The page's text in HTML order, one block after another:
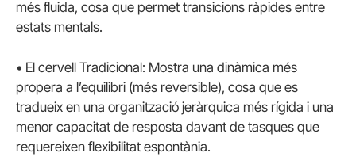
més fluida, cosa que permet transicions ràpides entre
estats mentals.
• El cervell Tradicional: Mostra una dinàmica més
propera a l’equilibri (més reversible), cosa que es
tradueix en una organització jeràrquica més rígida i una
menor capacitat de resposta davant de tasques que
requereixen flexibilitat espontània.